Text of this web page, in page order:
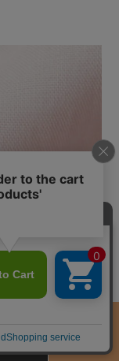
カート